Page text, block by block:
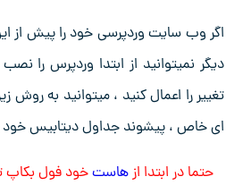
اگر وب سایت وردپرسی خود را پیش از
دیگر نمیتوانید از ابتدا وردپرس را
تغییر را اعمال کنید ، میتوانید به روش
ای خاص ، پیشوند جداول دیتابیس خود
حتما در ابتدا ازهاستخود فول بکاپ